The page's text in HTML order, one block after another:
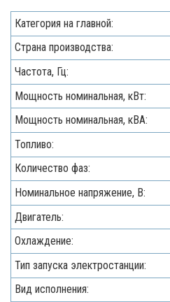
Категория на главной:
Страна производства:
Частота, Гц:
Мощность номинальная, кВт:
Мощность номинальная, кВА:
Топливо:
Количество фаз:
Номинальное напряжение, В:
Двигатель:
Охлаждение:
Тип запуска электростанции:
Вид исполнения: